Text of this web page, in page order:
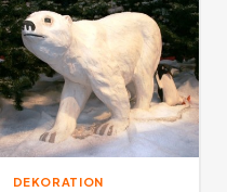
inspirieren und werden
einfach diverse
deutschlandweit.
DEKORATION